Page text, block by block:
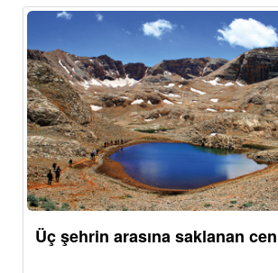
Üç şehrin arasına saklanan